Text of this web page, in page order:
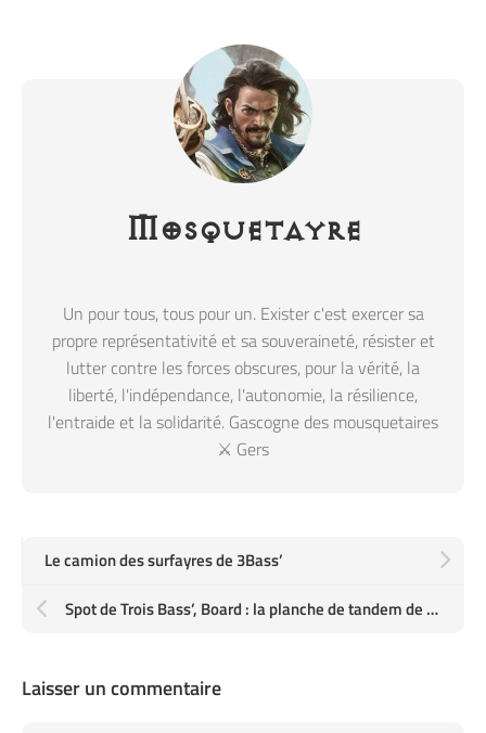
Mosquetayre
Un pour tous, tous pour un. Exister c'est exercer sa
propre représentativité et sa souveraineté, résister et
lutter contre les forces obscures, pour la vérité, la
liberté, l'indépendance, l'autonomie, la résilience,
l'entraide et la solidarité. Gascogne des mousquetaires
⚔️ Gers
Le camion des surfayres de 3Bass’
Spot de Trois Bass’, Board : la planche de tandem de Mamate
Laisser un commentaire